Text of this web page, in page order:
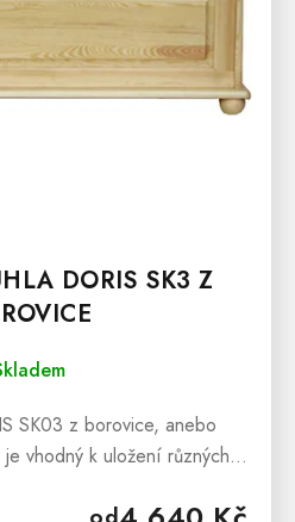
DORIS SK3 Z
SK03 z borovice, anebo
vhodný k uložení různých